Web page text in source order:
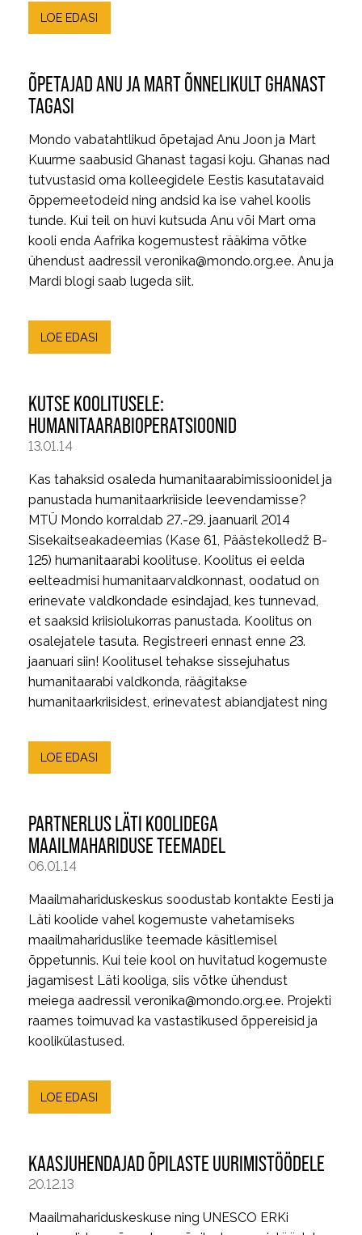
LOE EDASI
ÕPETAJAD ANU JA MART ÕNNELIKULT GHANAST
TAGASI
Mondo vabatahtlikud õpetajad Anu Joon ja Mart
Kuurme saabusid Ghanast tagasi koju. Ghanas nad
tutvustasid oma kolleegidele Eestis kasutatavaid
õppemeetodeid ning andsid ka ise vahel koolis
tunde. Kui teil on huvi kutsuda Anu või Mart oma
kooli enda Aafrika kogemustest rääkima võtke
ühendust aadressil veronika@mondo.org.ee. Anu ja
Mardi blogi saab lugeda siit.
LOE EDASI
KUTSE KOOLITUSELE:
HUMANITAARABIOPERATSIOONID
13.01.14
Kas tahaksid osaleda humanitaarabimissioonidel ja
panustada humanitaarkriiside leevendamisse?
MTÜ Mondo korraldab 27.-29. jaanuaril 2014
Sisekaitseakadeemias (Kase 61, Päästekolledž B-
125) humanitaarabi koolituse. Koolitus ei eelda
eelteadmisi humanitaarvaldkonnast, oodatud on
erinevate valdkondade esindajad, kes tunnevad,
et saaksid kriisiolukorras panustada. Koolitus on
osalejatele tasuta. Registreeri ennast enne 23.
jaanuari siin! Koolitusel tehakse sissejuhatus
humanitaarabi valdkonda, räägitakse
humanitaarkriisidest, erinevatest abiandjatest ning
LOE EDASI
PARTNERLUS LÄTI KOOLIDEGA
MAAILMAHARIDUSE TEEMADEL
06.01.14
Maailmahariduskeskus soodustab kontakte Eesti ja
Läti koolide vahel kogemuste vahetamiseks
maailmahariduslike teemade käsitlemisel
õppetunnis. Kui teie kool on huvitatud kogemuste
jagamisest Läti kooliga, siis võtke ühendust
meiega aadressil veronika@mondo.org.ee. Projekti
raames toimuvad ka vastastikused õppereisid ja
koolikülastused.
LOE EDASI
KAASJUHENDAJAD ÕPILASTE UURIMISTÖÖDELE
20.12.13
Maailmahariduskeskuse ning UNESCO ERKi